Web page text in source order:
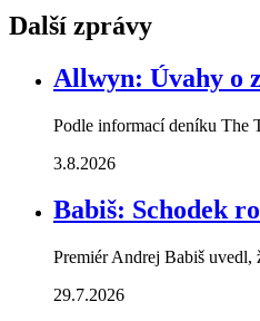
Další zprávy
Allwyn: Úvahy o
Podle informací deníku The
3.8.2026
Babiš: Schodek
Premiér Andrej Babiš uvedl,
29.7.2026